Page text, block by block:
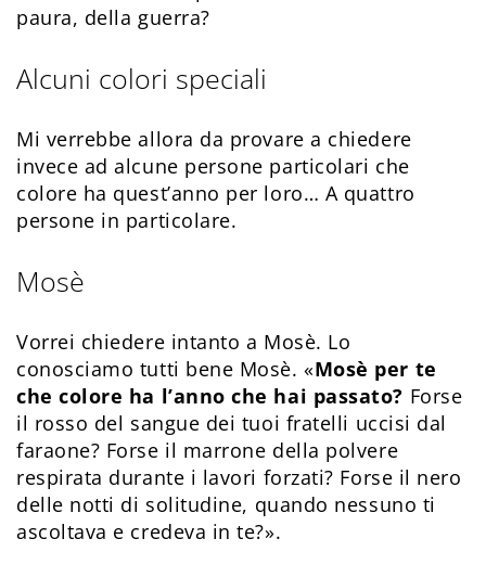
paura, della guerra?
Alcuni colori speciali
Mi verrebbe allora da provare a chiedere
invece ad alcune persone particolari che
colore ha quest’anno per loro… A quattro
persone in particolare.
Mosè
Vorrei chiedere intanto a Mosè. Lo
conosciamo tutti bene Mosè. «Mosè per te
che colore ha l’anno che hai passato? Forse
il rosso del sangue dei tuoi fratelli uccisi dal
faraone? Forse il marrone della polvere
respirata durante i lavori forzati? Forse il nero
delle notti di solitudine, quando nessuno ti
ascoltava e credeva in te?».